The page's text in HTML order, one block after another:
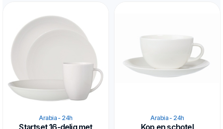
Arabia - 24h
Startset 16-delig met
Arabia - 24h
Kop en schotel